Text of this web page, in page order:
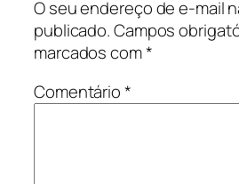
O seu endereço de e-mail
publicado.Campos
marcados com*
Comentário*